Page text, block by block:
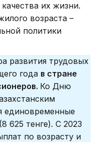
их жизни.
возраста –
политики
развития трудовых
года в стране
Ко Дню
единовременные
625 тенге). С 2023
по возрасту и